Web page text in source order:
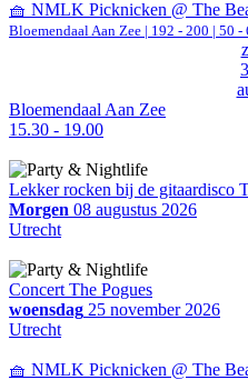
🧺 NMLK Picknicken @ The
Bloemendaal Aan Zee | 192 - 200 | 50 -
Bloemendaal Aan Zee
15.30 - 19.00
Lekker rocken bij de gitaardisco
Morgen 08 augustus 2026
Utrecht
Concert The Pogues
woensdag 25 november 2026
Utrecht
🧺 NMLK Picknicken @ The